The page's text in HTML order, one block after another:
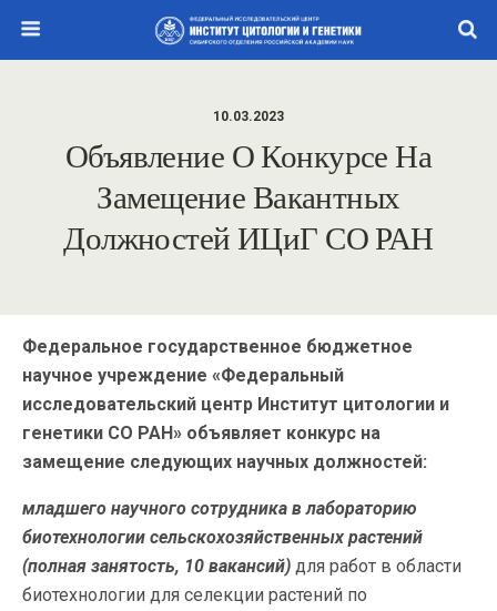
10.03.2023
Объявление О Конкурсе На
Замещение Вакантных
Должностей ИЦиГ СО РАН
Федеральное государственное бюджетное
научное учреждение «Федеральный
исследовательский центр Институт цитологии и
генетики СО РАН» объявляет конкурс на
замещение следующих научных должностей:
младшего научного сотрудника в лабораторию
биотехнологии сельскохозяйственных растений
(полная занятость, 10 вакансий) для работ в области
биотехнологии для селекции растений по